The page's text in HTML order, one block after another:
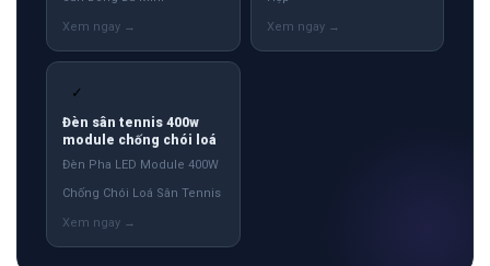
✓
Đèn sân tennis 400w
module chống chói loá
Đèn Pha LED Module 400W
Chống Chói Loá Sân Tennis